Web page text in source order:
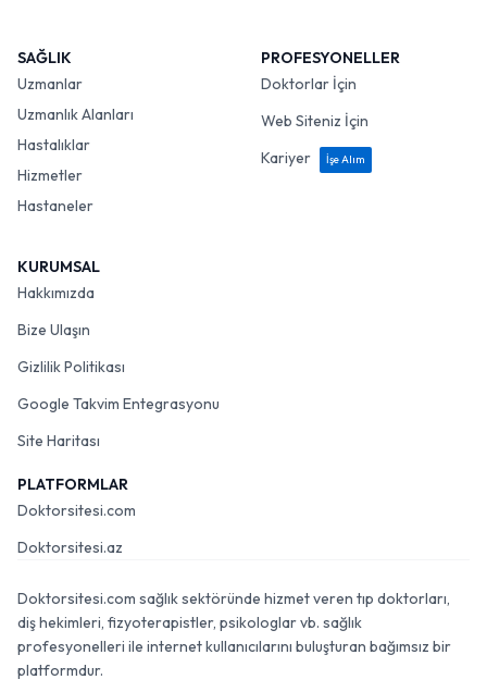
SAĞLIK
Uzmanlar
Uzmanlık Alanları
Hastalıklar
Hizmetler
Hastaneler
PROFESYONELLER
Doktorlar İçin
Web Siteniz İçin
Kariyer
İşe Alım
KURUMSAL
Hakkımızda
Bize Ulaşın
Gizlilik Politikası
Google Takvim Entegrasyonu
Site Haritası
PLATFORMLAR
Doktorsitesi.com
Doktorsitesi.az
Doktorsitesi.com sağlık sektöründe hizmet veren tıp doktorları,
diş hekimleri, fizyoterapistler, psikologlar vb. sağlık
profesyonelleri ile internet kullanıcılarını buluşturan bağımsız bir
platformdur.